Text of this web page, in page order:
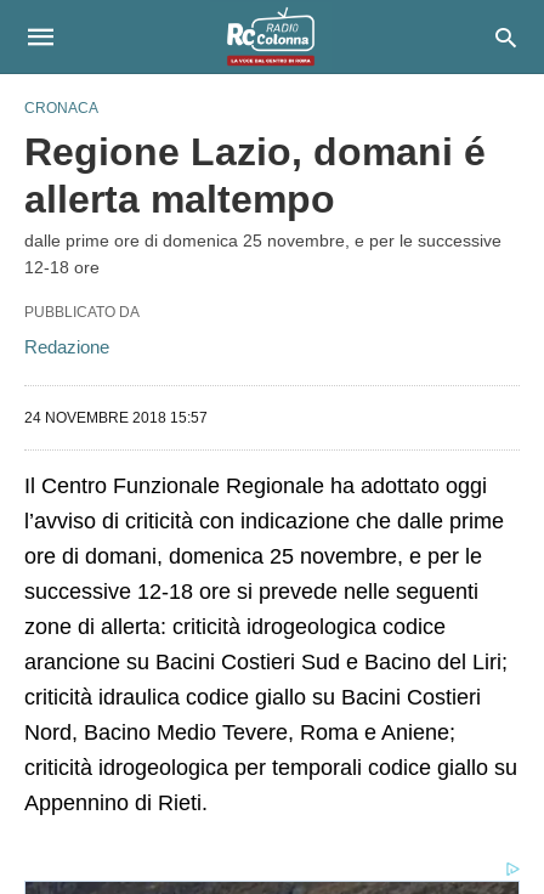
CRONACA
Regione Lazio, domani é
allerta maltempo
dalle prime ore di domenica 25 novembre, e per le successive
12-18 ore
PUBBLICATO DA
Redazione
24 NOVEMBRE 2018 15:57
Il Centro Funzionale Regionale ha adottato oggi
l’avviso di criticità con indicazione che dalle prime
ore di domani, domenica 25 novembre, e per le
successive 12-18 ore si prevede nelle seguenti
zone di allerta: criticità idrogeologica codice
arancione su Bacini Costieri Sud e Bacino del Liri;
criticità idraulica codice giallo su Bacini Costieri
Nord, Bacino Medio Tevere, Roma e Aniene;
criticità idrogeologica per temporali codice giallo su
Appennino di Rieti.